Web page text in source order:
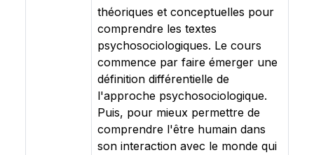
théoriques et conceptuelles pour
comprendre les textes
psychosociologiques. Le cours
commence par faire émerger une
définition différentielle de
l'approche psychosociologique.
Puis, pour mieux permettre de
comprendre l'être humain dans
son interaction avec le monde qui